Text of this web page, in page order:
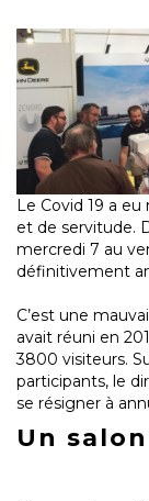
Le Covid 19 a eu
et de servitude.
mercredi 7 au
définitivement
C’est une
avait réuni en
3800 visiteurs.
participants, le
se résigner à
Un